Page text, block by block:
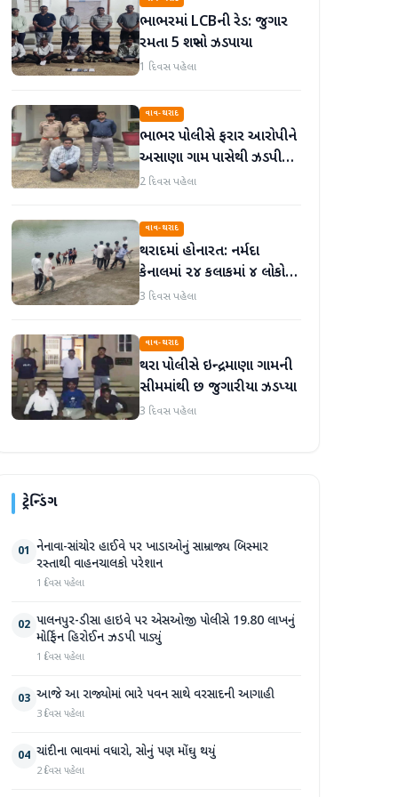
ભાભરમાં LCBની રેડ: જુગાર
રમતા 5 શખ્સો ઝડપાયા
1 દિવસ પહેલા
વાવ-થરાદ
ભાભર પોલીસે ફરાર આરોપીને
અસાણા ગામ પાસેથી ઝડપી
પાડ્યો
2 દિવસ પહેલા
વાવ-થરાદ
થરાદમાં હોનારત: નર્મદા
કેનાલમાં ૨૪ કલાકમાં ૪ લોકો
ડૂબી જતાં મોત, પંથકમાં
3 દિવસ પહેલા
વાવ-થરાદ
થરા પોલીસે ઇન્દ્રમાણા ગામની
સીમમાંથી છ જુગારીયા ઝડપ્યા
3 દિવસ પહેલા
ટ્રેન્ડિંગ
01 નેનાવા-સાંચોર હાઈવે પર ખાડાઓનું સામ્રાજ્ય બિસ્માર
રસ્તાથી વાહનચાલકો પરેશાન
1 દિવસ પહેલા
02 પાલનપુર-ડીસા હાઇવે પર એસઓજી પોલીસે 19.80 લાખનું
મોર્ફિન હિરોઈન ઝડપી પાડ્યું
1 દિવસ પહેલા
03 આજે આ રાજ્યોમાં ભારે પવન સાથે વરસાદની આગાહી
3 દિવસ પહેલા
04 ચાંદીના ભાવમાં વધારો, સોનું પણ મોંઘુ થયું
2 દિવસ પહેલા